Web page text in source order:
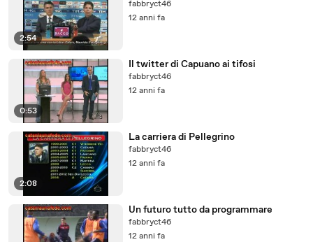
2:54
fabbryct46
12 anni fa
0:53
Il twitter di Capuano ai tifosi
fabbryct46
12 anni fa
2:08
La carriera di Pellegrino
fabbryct46
12 anni fa
Un futuro tutto da programmare
fabbryct46
12 anni fa